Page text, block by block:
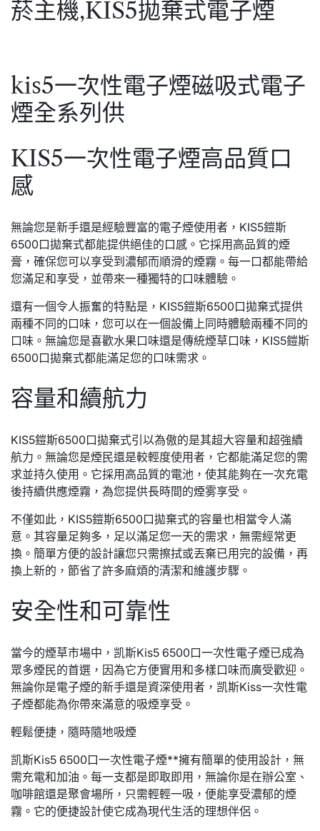
kis5一次性電子煙磁吸式電子
煙全系列供
KIS5一次性電子煙高品質口
感
無論您是新手還是經驗豐富的電子煙使用者，KIS5鎧斯
6500口拋棄式都能提供絕佳的口感。它採用高品質的煙
膏，確保您可以享受到濃郁而順滑的煙霧。每一口都能帶給
您滿足和享受，並帶來一種獨特的口味體驗。
還有一個令人振奮的特點是，KIS5鎧斯6500口拋棄式提供
兩種不同的口味，您可以在一個設備上同時體驗兩種不同的
口味。無論您是喜歡水果口味還是傳統煙草口味，KIS5鎧斯
6500口拋棄式都能滿足您的口味需求。
容量和續航力
KIS5鎧斯6500口拋棄式引以為傲的是其超大容量和超強續
航力。無論您是煙民還是較輕度使用者，它都能滿足您的需
求並持久使用。它採用高品質的電池，使其能夠在一次充電
後持續供應煙霧，為您提供長時間的煙雾享受。
不僅如此，KIS5鎧斯6500口拋棄式的容量也相當令人滿
意。其容量足夠多，足以滿足您一天的需求，無需經常更
換。簡單方便的設計讓您只需擦拭或丟棄已用完的設備，再
換上新的，節省了許多麻煩的清潔和維護步驟。
安全性和可靠性
當今的煙草市場中，凯斯Kis5 6500口一次性電子煙已成為
眾多煙民的首選，因為它方便實用和多樣口味而廣受歡迎。
無論你是電子煙的新手還是資深使用者，凯斯Kiss一次性電
子煙都能為你帶來滿意的吸煙享受。
輕鬆便捷，隨時隨地吸煙
凯斯Kis5 6500口一次性電子煙**擁有簡單的使用設計，無
需充電和加油。每一支都是即取即用，無論你是在辦公室、
咖啡館還是聚會場所，只需輕輕一吸，便能享受濃郁的煙
霧。它的便捷設計使它成為現代生活的理想伴侶。